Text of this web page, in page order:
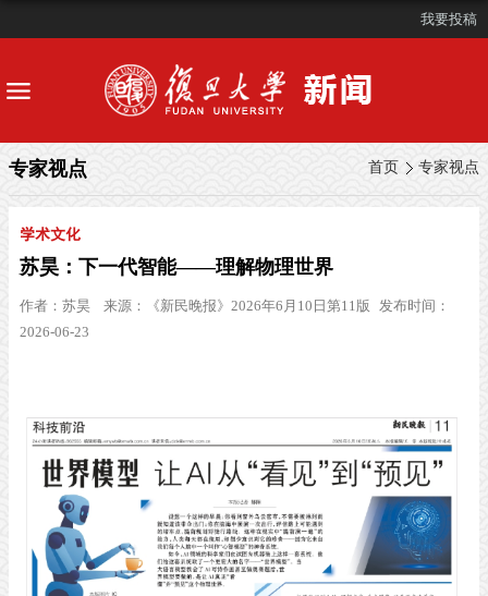
我要投稿
首页 专家视点
专家视点
学术文化
苏昊：下一代智能——理解物理世界
作者： 苏昊 来源： 《新民晚报》2026年6月10日第11版 发布时间：
2026-06-23